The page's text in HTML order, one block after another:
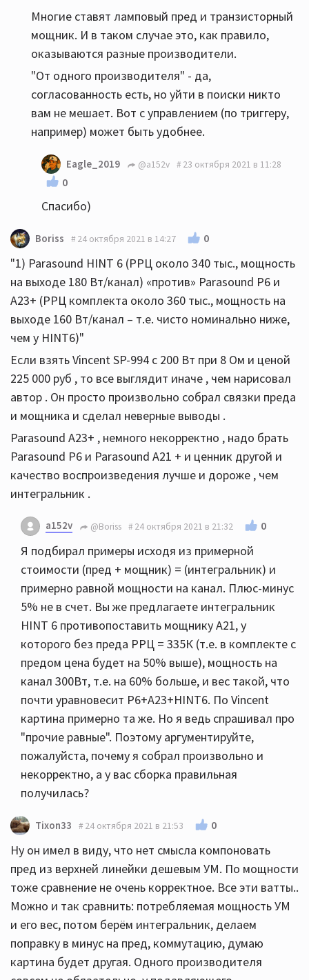
Многие ставят ламповый пред и транзисторный
мощник. И в таком случае это, как правило,
оказываются разные производители.
"От одного производителя" - да,
согласованность есть, но уйти в поиски никто
вам не мешает. Вот с управлением (по триггеру,
например) может быть удобнее.
Eagle_2019 @a152v 23 октября 2021 в 11:28
0
Спасибо)
Boriss 24 октября 2021 в 14:27 0
"1) Parasound HINT 6 (РРЦ около 340 тыс., мощность
на выходе 180 Вт/канал) «против» Parasound P6 и
А23+ (РРЦ комплекта около 360 тыс., мощность на
выходе 160 Вт/канал – т.е. чисто номинально ниже,
чем у HINT6)"
Если взять Vincent SP-994 с 200 Вт при 8 Ом и ценой
225 000 руб , то все выглядит иначе , чем нарисовал
автор . Он просто произвольно собрал связки преда
и мощника и сделал неверные выводы .
Parasound А23+ , немного некорректно , надо брать
Parasound P6 и Parasound A21 + и ценник другой и
качество воспроизведения лучше и дороже , чем
интегральник .
a152v @Boriss 24 октября 2021 в 21:32 0
Я подбирал примеры исходя из примерной
стоимости (пред + мощник) = (интегральник) и
примерно равной мощности на канал. Плюс-минус
5% не в счет. Вы же предлагаете интегральник
HINT 6 противопоставить мощнику А21, у
которого без преда РРЦ = 335К (т.е. в комплекте с
предом цена будет на 50% выше), мощность на
канал 300Вт, т.е. на 60% больше, и вес такой, что
почти уравновесит P6+A23+HINT6. По Vincent
картина примерно та же. Но я ведь спрашивал про
"прочие равные". Поэтому аргументируйте,
пожалуйста, почему я собрал произвольно и
некорректно, а у вас сборка правильная
получилась?
Tixon33 24 октября 2021 в 21:53 0
Ну он имел в виду, что нет смысла компоновать
пред из верхней линейки дешевым УМ. По мощности
тоже сравнение не очень корректное. Все эти ватты..
Можно и так сравнить: потребляемая мощность УМ
и его вес, потом берём интегральник, делаем
поправку в минус на пред, коммутацию, думаю
картина будет другая. Одного производителя